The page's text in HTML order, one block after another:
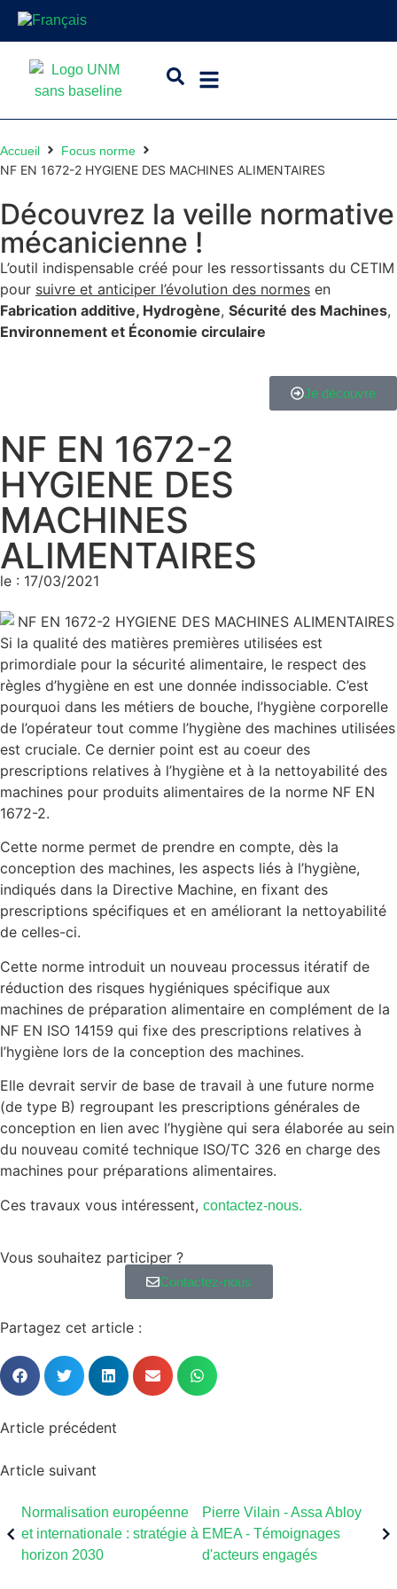
Accueil Focus norme
NF EN 1672-2 HYGIENE DES MACHINES ALIMENTAIRES
Découvrez la veille normative
mécanicienne !
L’outil indispensable créé pour les ressortissants du CETIM
pour suivre et anticiper l’évolution des normes en
Fabrication additive, Hydrogène, Sécurité des Machines,
Environnement et Économie circulaire
Je découvre
NF EN 1672-2
HYGIENE DES
MACHINES
ALIMENTAIRES
le : 17/03/2021
Si la qualité des matières premières utilisées est
primordiale pour la sécurité alimentaire, le respect des
règles d’hygiène en est une donnée indissociable. C’est
pourquoi dans les métiers de bouche, l’hygiène corporelle
de l’opérateur tout comme l’hygiène des machines utilisées
est cruciale. Ce dernier point est au coeur des
prescriptions relatives à l’hygiène et à la nettoyabilité des
machines pour produits alimentaires de la norme NF EN
1672-2.
Cette norme permet de prendre en compte, dès la
conception des machines, les aspects liés à l’hygiène,
indiqués dans la Directive Machine, en fixant des
prescriptions spécifiques et en améliorant la nettoyabilité
de celles-ci.
Cette norme introduit un nouveau processus itératif de
réduction des risques hygiéniques spécifique aux
machines de préparation alimentaire en complément de la
NF EN ISO 14159 qui fixe des prescriptions relatives à
l’hygiène lors de la conception des machines.
Elle devrait servir de base de travail à une future norme
(de type B) regroupant les prescriptions générales de
conception en lien avec l’hygiène qui sera élaborée au sein
du nouveau comité technique ISO/TC 326 en charge des
machines pour préparations alimentaires.
Ces travaux vous intéressent, contactez-nous.
Vous souhaitez participer ?
Contactez-nous
Partagez cet article :
Article précédent
Article suivant
Normalisation européenne
et internationale : stratégie à
horizon 2030
Pierre Vilain - Assa Abloy
EMEA - Témoignages
d'acteurs engagés